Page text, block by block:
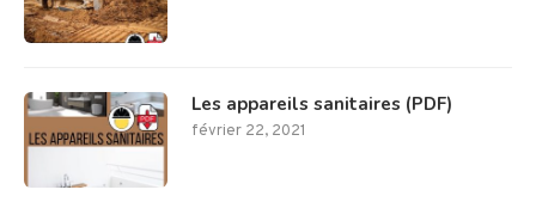
Les appareils sanitaires (PDF)
février 22, 2021